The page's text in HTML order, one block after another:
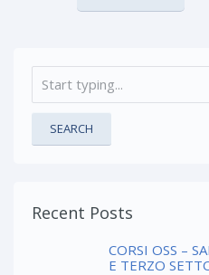
SEARCH
Recent Posts
CORSI OSS –
E TERZO